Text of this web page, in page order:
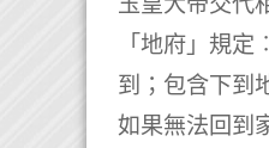
「地府」規
到；包含下到
如果無法回到